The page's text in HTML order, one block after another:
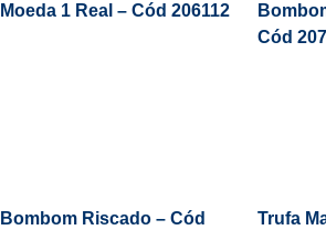
Moeda 1 Real – Cód 206112
Cód
Bombom Riscado – Cód
Trufa